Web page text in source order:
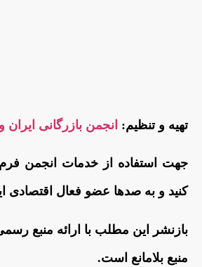
تهیه و تنظیم: انجمن بازرگانی ایران و
جهت استفاده از خدمات انجمن
کنید و به صدها عضو فعال اقتصادی
بازنشر این مطلب با ارائه منبع
منبع بلامانع است.